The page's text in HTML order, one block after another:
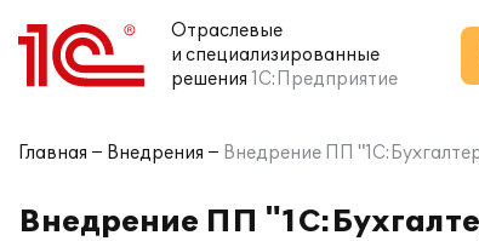
Отраслевые
и специализированные
решения 1С:Предприятие
Главная Внедрения Внедрение ПП
Внедрение ПП